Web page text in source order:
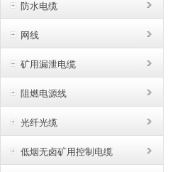
防水电缆
网线
矿用漏泄电缆
阻燃电源线
光纤光缆
低烟无卤矿用控制电缆